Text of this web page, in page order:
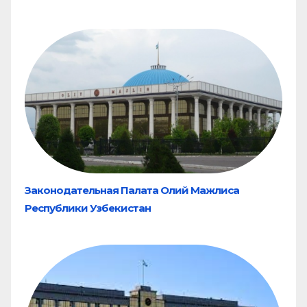
Законодательная Палата Олий Мажлиса
Республики Узбекистан